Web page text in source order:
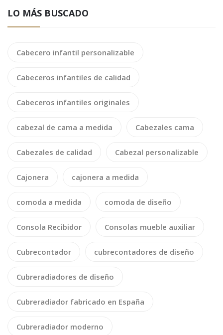
LO MÁS BUSCADO
Cabecero infantil personalizable
Cabeceros infantiles de calidad
Cabeceros infantiles originales
cabezal de cama a medida Cabezales cama
Cabezales de calidad Cabezal personalizable
Cajonera cajonera a medida
comoda a medida comoda de diseño
Consola Recibidor Consolas mueble auxiliar
Cubrecontador cubrecontadores de diseño
Cubreradiadores de diseño
Cubreradiador fabricado en España
Cubreradiador moderno